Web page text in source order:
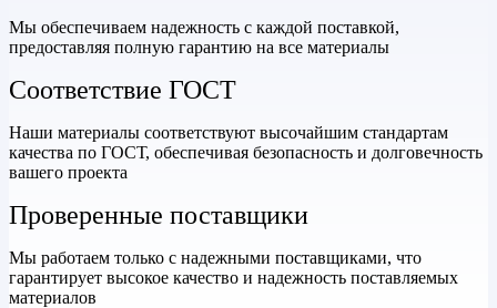
Мы обеспечиваем надежность с каждой поставкой,
предоставляя полную гарантию на все материалы
Соответствие ГОСТ
Наши материалы соответствуют высочайшим стандартам
качества по ГОСТ, обеспечивая безопасность и долговечность
вашего проекта
Проверенные поставщики
Мы работаем только с надежными поставщиками, что
гарантирует высокое качество и надежность поставляемых
материалов